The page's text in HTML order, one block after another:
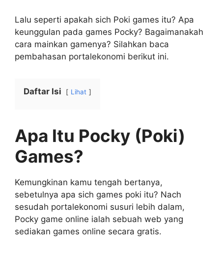
Lalu seperti apakah sich Poki games itu? Apa
keunggulan pada games Pocky? Bagaimanakah
cara mainkan gamenya? Silahkan baca
pembahasan portalekonomi berikut ini.
Daftar Isi Lihat
Apa Itu Pocky (Poki)
Games?
Kemungkinan kamu tengah bertanya,
sebetulnya apa sich games poki itu? Nach
sesudah portalekonomi susuri lebih dalam,
Pocky game online ialah sebuah web yang
sediakan games online secara gratis.